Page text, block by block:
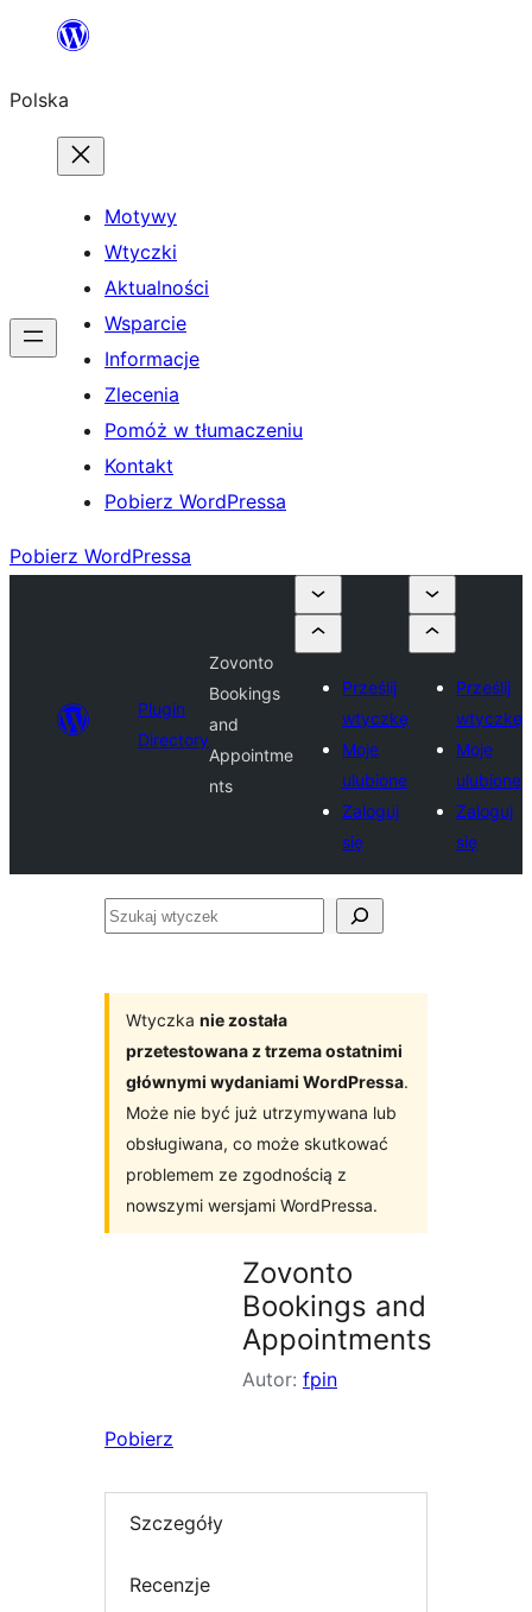
Przejdź
treści
Polska
Motywy
Wtyczki
Aktualności
Wsparcie
Informacje
Zlecenia
Pomóż w tłumaczeniu
Kontakt
Pobierz WordPressa
Pobierz WordPressa
Plugin
Directory
Zovonto
Bookings
and
Appointme
nts
Prześlij
wtyczkę
Moje
ulubione
Zaloguj
się
Prześlij
wtyczkę
Moje
ulubione
Zaloguj
się
Szukaj
Wtyczka nie została
przetestowana z trzema ostatnimi
głównymi wydaniami WordPressa.
Może nie być już utrzymywana lub
obsługiwana, co może skutkować
problemem ze zgodnością z
nowszymi wersjami WordPressa.
Zovonto
Bookings and
Appointments
Autor: fpin
Pobierz
Szczegóły
Recenzje